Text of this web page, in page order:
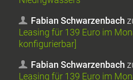
Fabian Schwarzenbach
Leasing für 139 Euro im
konfigurierbar]
Fabian Schwarzenbach
Leasing für 139 Euro im